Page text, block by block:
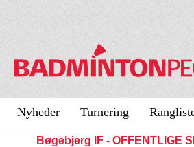
Nyheder Turnering
Bøgebjerg IF - OFFENTLIGE